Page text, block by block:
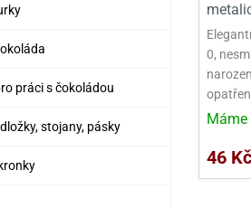
práci s čokoládou
stojany, pásky
0,
Máme
46 Kč